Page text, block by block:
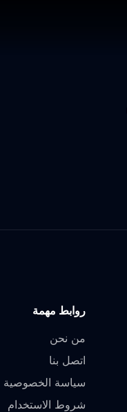
روابط مهمة
من نحن
اتصل بنا
سياسة الخصوصية
شروط الاستخدام